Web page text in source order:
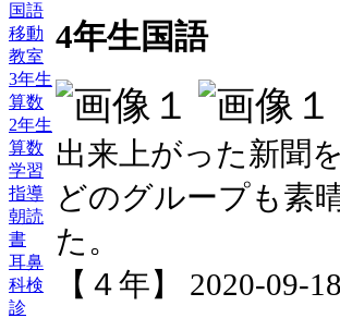
国語
移動
教室
3年生
算数
2年生
算数
学習
指導
朝読
書
耳鼻
科検
診
4年生国語
出来上がった新聞
どのグループも素
た。
【４年】 2020-09-